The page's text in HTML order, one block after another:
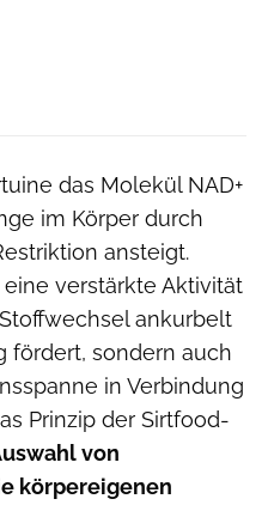
das Molekül NAD+
im Körper durch
ansteigt.
eine verstärkte Aktivität
ankurbelt
fördert, sondern auch
in Verbindung
Prinzip der Sirtfood-
von
körpereigenen